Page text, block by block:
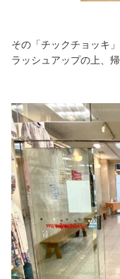
その「チックチョッキ
ラッシュアップの上、